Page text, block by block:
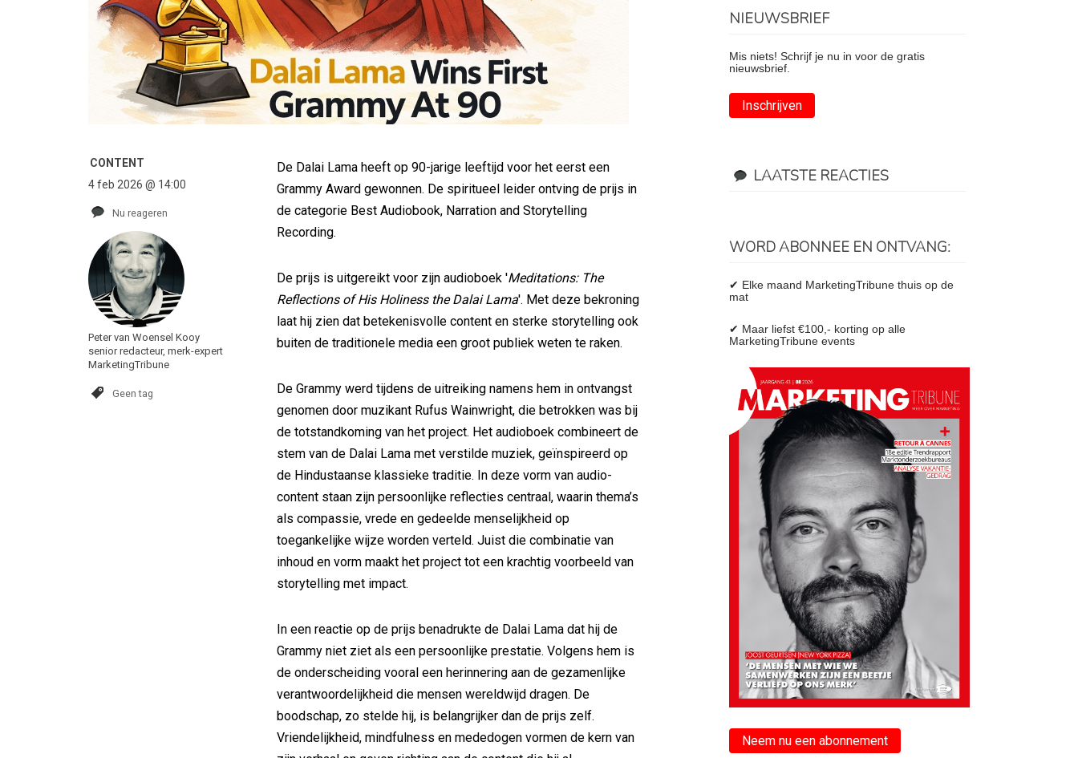
CONTENT
4 feb 2026 @ 14:00
Nu reageren
Peter van Woensel Kooy
senior redacteur, merk-expert
MarketingTribune
Geen tag
De Dalai Lama heeft op 90-jarige leeftijd voor het eerst een
Grammy Award gewonnen. De spiritueel leider ontving de prijs in
de categorie Best Audiobook, Narration and Storytelling
Recording.
De prijs is uitgereikt voor zijn audioboek 'Meditations: The
Reflections of His Holiness the Dalai Lama'. Met deze bekroning
laat hij zien dat betekenisvolle content en sterke storytelling ook
buiten de traditionele media een groot publiek weten te raken.
De Grammy werd tijdens de uitreiking namens hem in ontvangst
genomen door muzikant Rufus Wainwright, die betrokken was bij
de totstandkoming van het project. Het audioboek combineert de
stem van de Dalai Lama met verstilde muziek, geïnspireerd op
de Hindustaanse klassieke traditie. In deze vorm van audio-
content staan zijn persoonlijke reflecties centraal, waarin thema’s
als compassie, vrede en gedeelde menselijkheid op
toegankelijke wijze worden verteld. Juist die combinatie van
inhoud en vorm maakt het project tot een krachtig voorbeeld van
storytelling met impact.
In een reactie op de prijs benadrukte de Dalai Lama dat hij de
Grammy niet ziet als een persoonlijke prestatie. Volgens hem is
de onderscheiding vooral een herinnering aan de gezamenlijke
verantwoordelijkheid die mensen wereldwijd dragen. De
boodschap, zo stelde hij, is belangrijker dan de prijs zelf.
Vriendelijkheid, mindfulness en mededogen vormen de kern van
NIEUWSBRIEF
Mis niets! Schrijf je nu in voor de gratis
nieuwsbrief.
Inschrijven
LAATSTE REACTIES
WORD ABONNEE EN ONTVANG:
✔ Elke maand MarketingTribune thuis op de
mat
✔ Maar liefst €100,- korting op alle
MarketingTribune events
Neem nu een abonnement